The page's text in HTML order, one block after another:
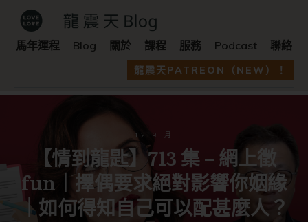
馬年運程 Blog 關於 課程 服務 Podcast 聯絡
龍震天PATREON（NEW）！
12 9 月
【情到龍匙】713 集 – 網上徵
fun｜擇偶要求絕對影響你姻緣
｜如何得知自己可以配甚麼人？